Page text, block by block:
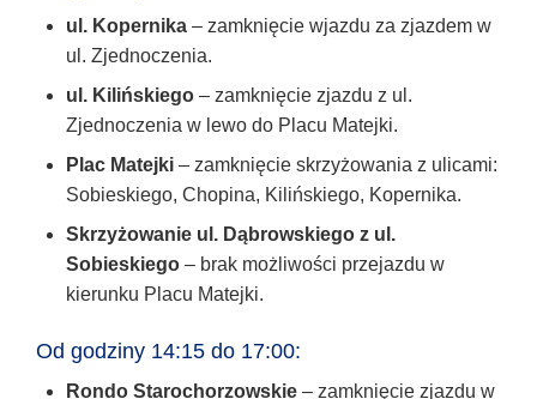
ul. Kopernika – zamknięcie wjazdu za zjazdem w
ul. Zjednoczenia.
ul. Kilińskiego – zamknięcie zjazdu z ul.
Zjednoczenia w lewo do Placu Matejki.
Plac Matejki – zamknięcie skrzyżowania z ulicami:
Sobieskiego, Chopina, Kilińskiego, Kopernika.
Skrzyżowanie ul. Dąbrowskiego z ul.
Sobieskiego – brak możliwości przejazdu w
kierunku Placu Matejki.
Od godziny 14:15 do 17:00:
Rondo Starochorzowskie – zamknięcie zjazdu w